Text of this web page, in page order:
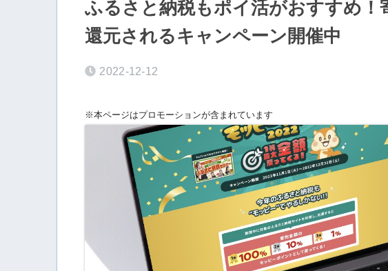
ふるさと納税もポイ活がおすすめ！
還元されるキャンペーン開催中
2022-12-12
※本ページはプロモーションが含まれています